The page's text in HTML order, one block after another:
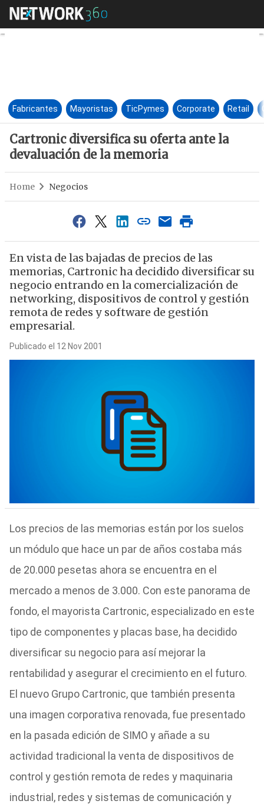
Cartronic diversifica su
Fabricantes Mayoristas TicPymes Corporate Retail
Cartronic diversifica su oferta ante la
devaluación de la memoria
Home Negocios
En vista de las bajadas de precios de las
memorias, Cartronic ha decidido diversificar su
negocio entrando en la comercialización de
networking, dispositivos de control y gestión
remota de redes y software de gestión
empresarial.
Publicado el 12 Nov 2001
Los precios de las memorias están por los suelos
un módulo que hace un par de años costaba más
de 20.000 pesetas ahora se encuentra en el
mercado a menos de 3.000. Con este panorama de
fondo, el mayorista Cartronic, especializado en este
tipo de componentes y placas base, ha decidido
diversificar su negocio para así mejorar la
rentabilidad y asegurar el crecimiento en el futuro.
El nuevo Grupo Cartronic, que también presenta
una imagen corporativa renovada, fue presentado
en la pasada edición de SIMO y añade a su
actividad tradicional la venta de dispositivos de
control y gestión remota de redes y maquinaria
industrial, redes y sistemas de comunicación y